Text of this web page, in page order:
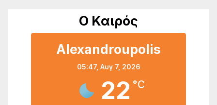
Ο Καιρός
Alexandroupolis
05:47, Αυγ 7, 2026
22 °C